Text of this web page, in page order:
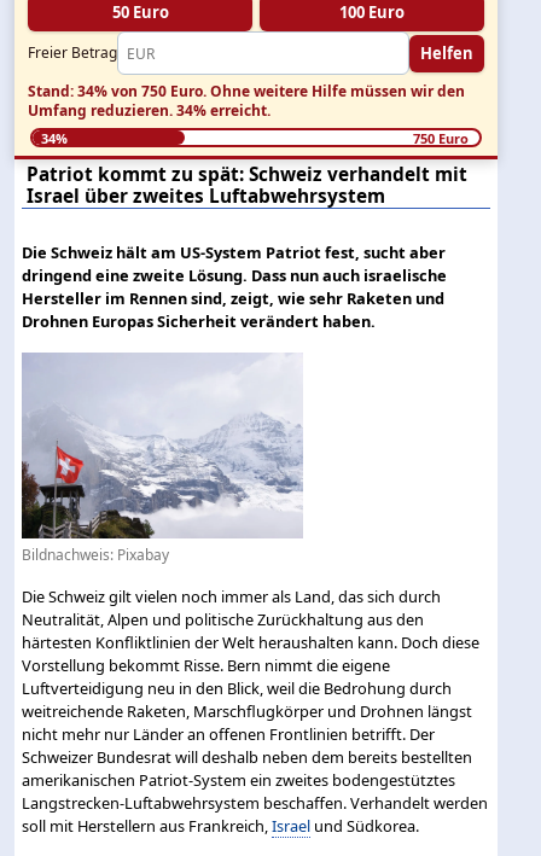
50 Euro 100 Euro
Freier Betrag Helfen
Stand: 34% von 750 Euro.Ohne weitere Hilfe müssen wir den
Umfang reduzieren.34% erreicht.
34% 750 Euro
Patriot kommt zu spät: Schweiz verhandelt mit
Israel über zweites Luftabwehrsystem
Die Schweiz hält am US-System Patriot fest, sucht aber
dringend eine zweite Lösung. Dass nun auch israelische
Hersteller im Rennen sind, zeigt, wie sehr Raketen und
Drohnen Europas Sicherheit verändert haben.
Bildnachweis: Pixabay
Die Schweiz gilt vielen noch immer als Land, das sich durch
Neutralität, Alpen und politische Zurückhaltung aus den
härtesten Konfliktlinien der Welt heraushalten kann. Doch diese
Vorstellung bekommt Risse. Bern nimmt die eigene
Luftverteidigung neu in den Blick, weil die Bedrohung durch
weitreichende Raketen, Marschflugkörper und Drohnen längst
nicht mehr nur Länder an offenen Frontlinien betrifft. Der
Schweizer Bundesrat will deshalb neben dem bereits bestellten
amerikanischen Patriot-System ein zweites bodengestütztes
Langstrecken-Luftabwehrsystem beschaffen. Verhandelt werden
soll mit Herstellern aus Frankreich,Israel und Südkorea.